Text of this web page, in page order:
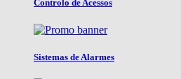
Controlo de Acessos
Sistemas de Alarmes